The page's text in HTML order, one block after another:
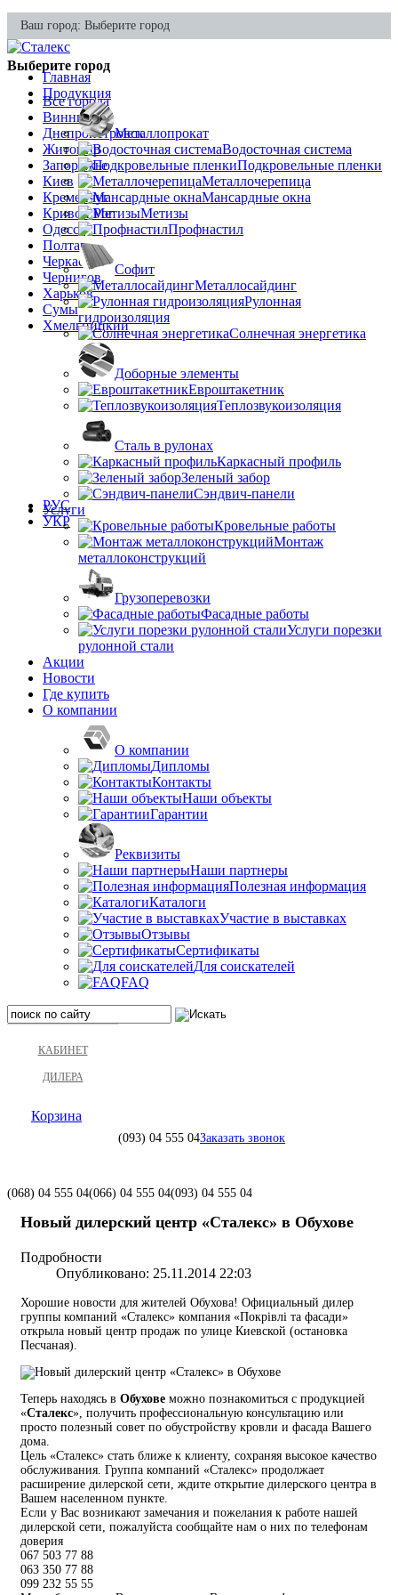
Ваш город: Выберите город
Выберите город
Все города
Винница
Днепропетровск
Житомир
Запорожье
Киев
Кременчуг
Кривой Рог
Одесса
Полтава
Черкассы
Чернигов
Харьков
Сумы
Хмельницкий
РУС
УКР
Главная
Продукция
Металлопрокат
Водосточная система
Подкровельные пленки
Металлочерепица
Мансардные окна
Метизы
Профнастил
Софит
Металлосайдинг
Рулонная
гидроизоляция
Солнечная энергетика
Доборные элементы
Евроштакетник
Теплозвукоизоляция
Сталь в рулонах
Каркасный профиль
Зеленый забор
Сэндвич-панели
Услуги
Кровельные работы
Монтаж
металлоконструкций
Грузоперевозки
Фасадные работы
Услуги порезки
рулонной стали
Акции
Новости
Где купить
О компании
О компании
Дипломы
Контакты
Наши объекты
Гарантии
Реквизиты
Наши партнеры
Полезная информация
Каталоги
Участие в выставках
Отзывы
Сертификаты
Для соискателей
FAQ
КАБИНЕТ
ДИЛЕРА
Корзина
(093) 04 555 04Заказать звонок
(068) 04 555 04(066) 04 555 04(093) 04 555 04
Новый дилерский центр «Сталекс» в Обухове
Подробности
Опубликовано: 25.11.2014 22:03
Хорошие новости для жителей Обухова! Официальный дилер
группы компаний «Сталекс» компания «Покрівлі та фасади»
открыла новый центр продаж по улице Киевской (остановка
Песчаная).
Теперь находясь в Обухове можно познакомиться с продукцией
«Сталекс», получить профессиональную консультацию или
просто полезный совет по обустройству кровли и фасада Вашего
дома.
Цель «Сталекс» стать ближе к клиенту, сохраняя высокое качество
обслуживания. Группа компаний «Сталекс» продолжает
расширение дилерской сети, ждите открытие дилерского центра в
Вашем населенном пункте.
Если у Вас возникают замечания и пожелания к работе нашей
дилерской сети, пожалуйста сообщайте нам о них по телефонам
доверия
067 503 77 88
063 350 77 88
099 232 55 55